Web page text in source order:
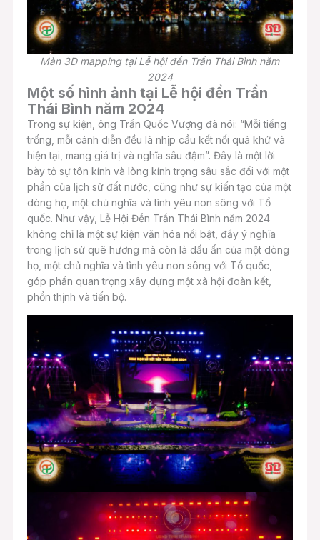
Màn 3D mapping tại Lễ hội đền Trần Thái Bình năm
2024
Một số hình ảnh tại Lễ hội đền Trần
Thái Bình năm 2024
Trong sự kiện, ông Trần Quốc Vượng đã nói: “Mỗi tiếng
trống, mỗi cánh diễn đều là nhịp cầu kết nối quá khứ và
hiện tại, mang giá trị và nghĩa sâu đậm”. Đây là một lời
bày tỏ sự tôn kính và lòng kính trọng sâu sắc đối với một
phần của lịch sử đất nước, cũng như sự kiến tạo của một
dòng họ, một chủ nghĩa và tình yêu non sông với Tổ
quốc. Như vậy, Lễ Hội Đền Trần Thái Bình năm 2024
không chỉ là một sự kiện văn hóa nổi bật, đầy ý nghĩa
trong lịch sử quê hương mà còn là dấu ấn của một dòng
họ, một chủ nghĩa và tình yêu non sông với Tổ quốc,
góp phần quan trọng xây dựng một xã hội đoàn kết,
phồn thịnh và tiến bộ.